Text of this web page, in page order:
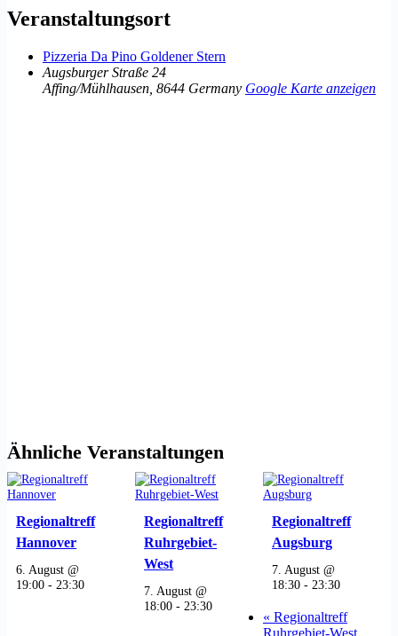
Veranstaltungsort
Pizzeria Da Pino Goldener Stern
Augsburger Straße 24
Affing/Mühlhausen 8644 Germany Google Karte anzeigen
Ähnliche Veranstaltungen
Regionaltreff
Hannover
6. August @
19:00 - 23:30
Regionaltreff
Ruhrgebiet-
West
7. August @
18:00 - 23:30
Regionaltreff
Augsburg
7. August @
18:30 - 23:30
« Regionaltreff
Ruhrgebiet-West